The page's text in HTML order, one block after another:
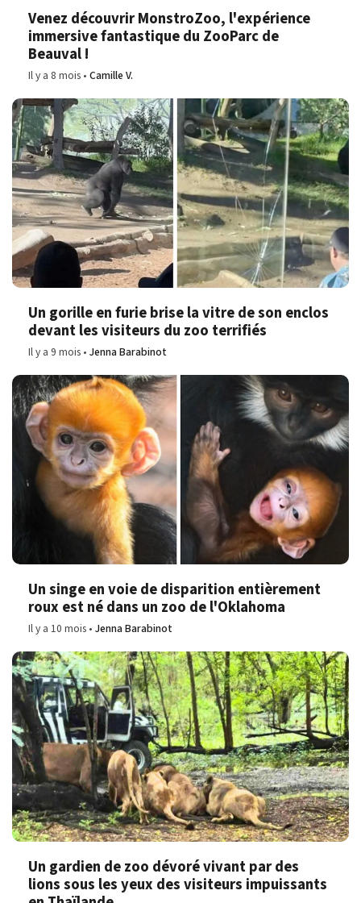
Venez découvrir MonstroZoo, l'expérience
immersive fantastique du ZooParc de
Beauval !
Il y a 8 mois Camille V.
Un gorille en furie brise la vitre de son enclos
devant les visiteurs du zoo terrifiés
Il y a 9 mois Jenna Barabinot
Un singe en voie de disparition entièrement
roux est né dans un zoo de l'Oklahoma
Il y a 10 mois Jenna Barabinot
Un gardien de zoo dévoré vivant par des
lions sous les yeux des visiteurs impuissants